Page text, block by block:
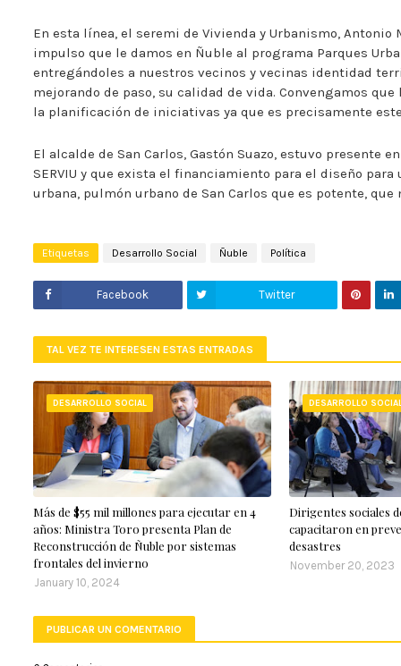
En esta línea, el seremi de Vivienda y Urbanismo,
impulso que le damos en Ñuble al programa Parques
entregándoles a nuestros vecinos y vecinas identidad
mejorando de paso, su calidad de vida. Convengamos
la planificación de iniciativas ya que es precisamente
El alcalde de San Carlos, Gastón Suazo, estuvo presente
SERVIU y que exista el financiamiento para el diseño
urbana, pulmón urbano de San Carlos que es potente,
Etiquetas Desarrollo Social Ñuble Política
Facebook Twitter
TAL VEZ TE INTERESEN ESTAS ENTRADAS
DESARROLLO SOCIAL
Más de $55 mil millones para ejecutar en 4
años: Ministra Toro presenta Plan de
Reconstrucción de Ñuble por sistemas
frontales del invierno
January 10, 2024
DESARROLLO
Dirigentes sociales
capacitaron en
desastres
November 20, 2023
PUBLICAR UN COMENTARIO